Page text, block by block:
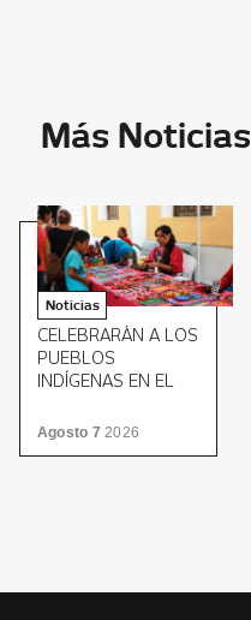
Más Noticias
Noticias
CELEBRARÁN A LOS
PUEBLOS
INDÍGENAS EN EL
CULTURAS
Agosto 72026